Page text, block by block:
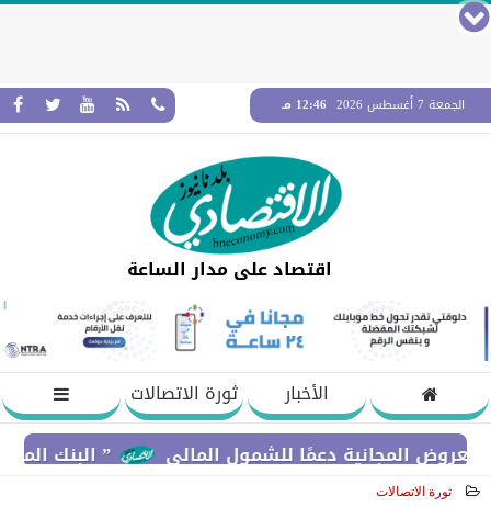
الجمعة 7 أغسطس 2026 12:46 مـ
اقتصاد على مدار الساعة
الأخبار
ثورة الاتصالات
” البنك المركزي” : معدلات الشمول المالي
دعمًا للشمول المالي
ثورة الاتصالات